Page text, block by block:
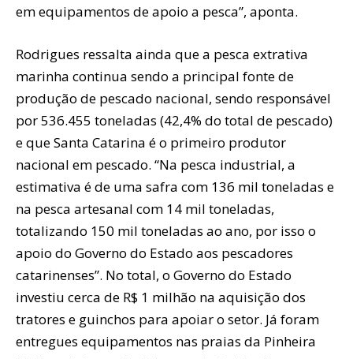
em equipamentos de apoio a pesca”, aponta.
Rodrigues ressalta ainda que a pesca extrativa
marinha continua sendo a principal fonte de
produção de pescado nacional, sendo responsável
por 536.455 toneladas (42,4% do total de pescado)
e que Santa Catarina é o primeiro produtor
nacional em pescado. “Na pesca industrial, a
estimativa é de uma safra com 136 mil toneladas e
na pesca artesanal com 14 mil toneladas,
totalizando 150 mil toneladas ao ano, por isso o
apoio do Governo do Estado aos pescadores
catarinenses”. No total, o Governo do Estado
investiu cerca de R$ 1 milhão na aquisição dos
tratores e guinchos para apoiar o setor. Já foram
entregues equipamentos nas praias da Pinheira